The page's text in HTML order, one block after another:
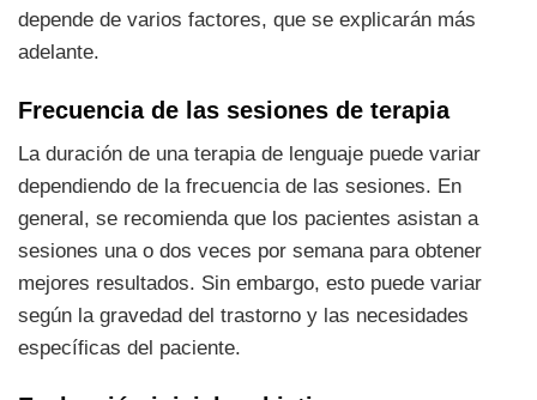
depende de varios factores, que se explicarán más
adelante.
Frecuencia de las sesiones de terapia
La duración de una terapia de lenguaje puede variar
dependiendo de la frecuencia de las sesiones. En
general, se recomienda que los pacientes asistan a
sesiones una o dos veces por semana para obtener
mejores resultados. Sin embargo, esto puede variar
según la gravedad del trastorno y las necesidades
específicas del paciente.